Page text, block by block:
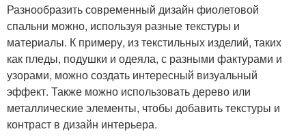
Разнообразить современный дизайн фиолетовой
спальни можно, используя разные текстуры и
материалы. К примеру, из текстильных изделий, таких
как пледы, подушки и одеяла, с разными фактурами и
узорами, можно создать интересный визуальный
эффект. Также можно использовать дерево или
металлические элементы, чтобы добавить текстуры и
контраст в дизайн интерьера.